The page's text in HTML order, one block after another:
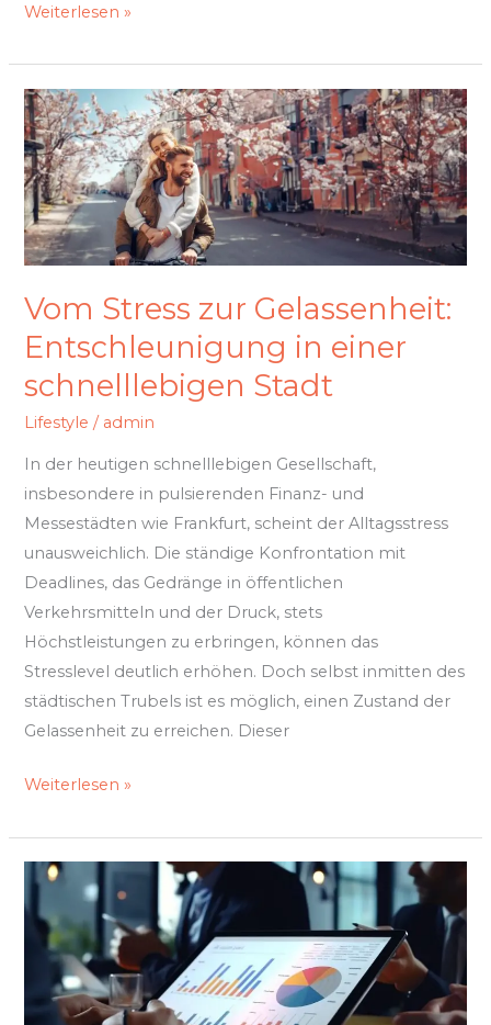
Weiterlesen »
Vom Stress zur Gelassenheit:
Entschleunigung in einer
schnelllebigen Stadt
Lifestyle / admin
In der heutigen schnelllebigen Gesellschaft,
insbesondere in pulsierenden Finanz- und
Messestädten wie Frankfurt, scheint der Alltagsstress
unausweichlich. Die ständige Konfrontation mit
Deadlines, das Gedränge in öffentlichen
Verkehrsmitteln und der Druck, stets
Höchstleistungen zu erbringen, können das
Stresslevel deutlich erhöhen. Doch selbst inmitten des
städtischen Trubels ist es möglich, einen Zustand der
Gelassenheit zu erreichen. Dieser
Vom
Stress
zur
Gelassenheit:
Entschleunigung
in
schnelllebigen
Stadt
Weiterlesen »
Die
Bedeutung
von
Datenanalyse
und